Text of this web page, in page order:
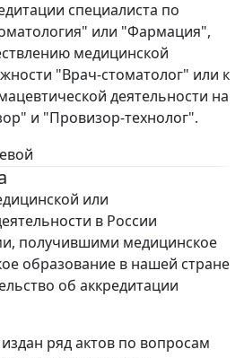
специалиста по
или "Фармация",
медицинской
"Врач-стоматолог" или к
деятельности на
и "Провизор-технолог".
или
в России
получившими медицинское
образование в нашей стране
об аккредитации
ряд актов по вопросам